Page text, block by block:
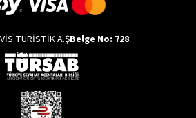
TURİSTİK A.ŞBelge No: 728